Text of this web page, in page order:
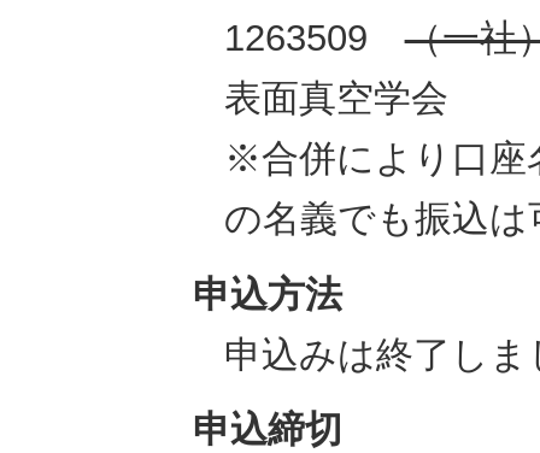
1263509（一社
表面真空学会
※合併により口座
の名義でも振込は
申込方法
申込みは終了しま
申込締切